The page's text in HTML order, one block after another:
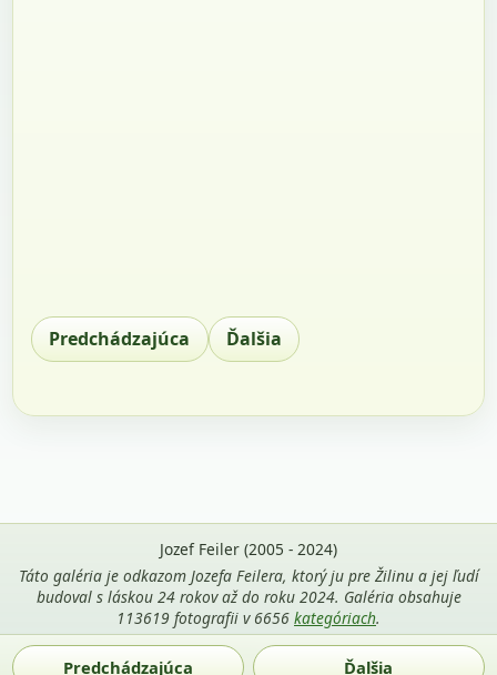
Predchádzajúca Ďalšia
Predchádzajúca Ďalšia
Jozef Feiler (2005 - 2024)
Táto galéria je odkazom Jozefa Feilera, ktorý ju pre Žilinu a jej ľudí
budoval s láskou 24 rokov až do roku 2024. Galéria obsahuje
113619 fotografii v 6656 kategóriach.
Použitie fotografií z tejto stránky je povolené len s uvedením